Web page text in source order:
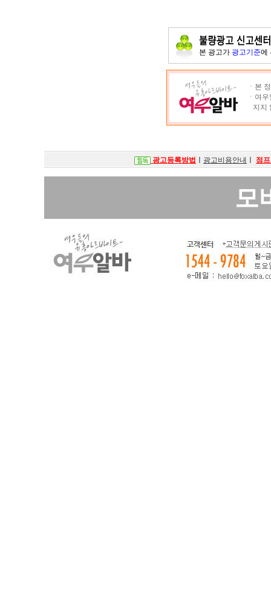
본 광고가 광고기준에
ㆍ본
ㆍ여
지지
광고등록방법 광고비용안내 점
모